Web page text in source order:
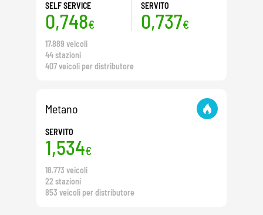
SELF SERVICE
0,748€
SERVITO
0,737€
17.889 veicoli
44 stazioni
407 veicoli per distributore
Metano
SERVITO
1,534€
18.773 veicoli
22 stazioni
853 veicoli per distributore